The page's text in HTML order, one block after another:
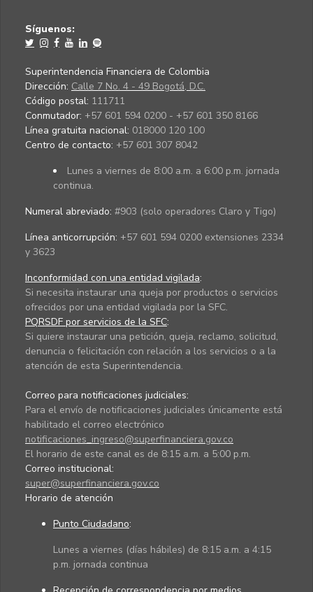
Síguenos:
Superintendencia Financiera de Colombia
Dirección: Calle 7 No. 4 - 49 Bogotá, D.C.
Código postal: 111711
Conmutador: +57 601 594 0200 - +57 601 350 8166
Línea gratuita nacional: 018000 120 100
Centro de contacto: +57 601 307 8042
Lunes a viernes de 8:00 a.m. a 6:00 p.m. jornada
continua.
Numeral abreviado: #903 (solo operadores Claro y Tigo)
Línea anticorrupción: +57 601 594 0200 extensiones 2334
y 3623
Inconformidad con una entidad vigilada:
Si necesita instaurar una queja por productos o servicios
ofrecidos por una entidad vigilada por la SFC.
PQRSDF por servicios de la SFC:
Si quiere instaurar una petición, queja, reclamo, solicitud,
denuncia o felicitación con relación a los servicios o a la
atención de esta Superintendencia.
Correo para notificaciones judiciales:
Para el envío de notificaciones judiciales únicamente está
habilitado el correo electrónico
notificaciones_ingreso@superfinanciera.gov.co
El horario de este canal es de 8:15 a.m. a 5:00 p.m.
Correo institucional:
super@superfinanciera.gov.co
Horario de atención
Punto Ciudadano:
Lunes a viernes (días hábiles) de 8:15 a.m. a 4:15
p.m. jornada continua